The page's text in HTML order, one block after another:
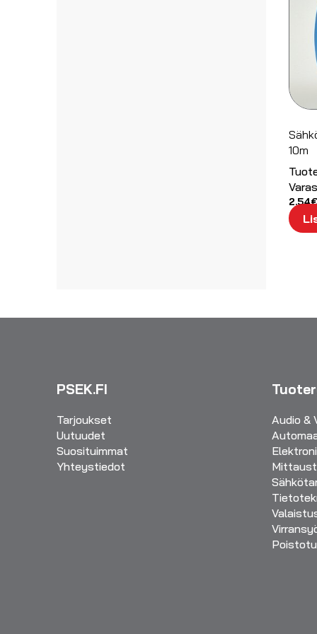
10m
2.54
PSEK.FI
Tarjoukset
Uutuudet
Suosituimmat
Yhteystiedot
Audio &